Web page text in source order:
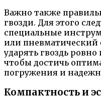
Важно также
гвозди. Для этого
специальные
или пневматический
ударять гвоздь
чтобы достичь
погружения и
Компактность и